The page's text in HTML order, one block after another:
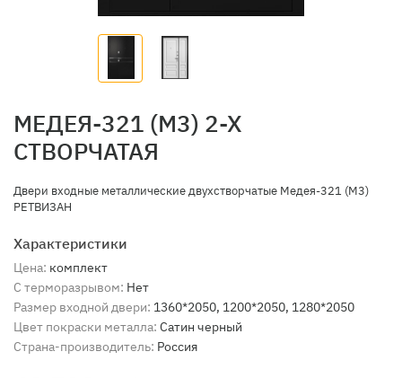
МЕДЕЯ-321 (M3) 2-Х
СТВОРЧАТАЯ
Двери входные металлические двухстворчатые Медея-321 (М3)
РЕТВИЗАН
Характеристики
Цена: комплект
С терморазрывом: Нет
Размер входной двери: 1360*2050, 1200*2050, 1280*2050
Цвет покраски металла: Сатин черный
Страна-производитель: Россия